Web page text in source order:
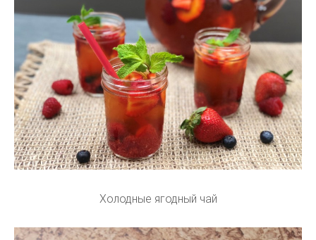
Холодные ягодный чай